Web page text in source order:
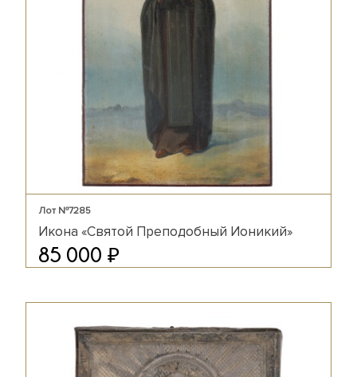
Лот №7285
Икона «Святой Преподобный Ионикий»
85 000 ₽